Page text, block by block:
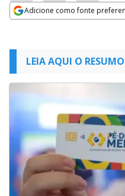
Adicione como fonte
LEIA AQUI O